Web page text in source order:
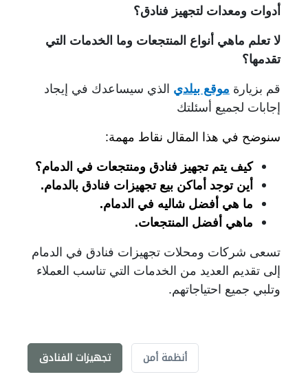
أدوات ومعدات لتجهيز فنادق؟
لا تعلم ماهي أنواع المنتجعات وما الخدمات التي
تقدمها؟
قم بزيارة موقع بيلدي الذي سيساعدك في إيجاد
إجابات لجميع أسئلتك
سنوضح في هذا المقال نقاط مهمة:
كيف يتم تجهيز فنادق ومنتجعات في الدمام؟
أين توجد أماكن بيع تجهيزات فنادق بالدمام.
ما هي أفضل شاليه في الدمام.
ماهي أفضل المنتجعات.
تسعى شركات ومحلات تجهيزات فنادق في الدمام
إلى تقديم العديد من الخدمات التي تناسب العملاء
وتلبي جميع احتياجاتهم.
تجهيزات الفنادق أنظمة أمن